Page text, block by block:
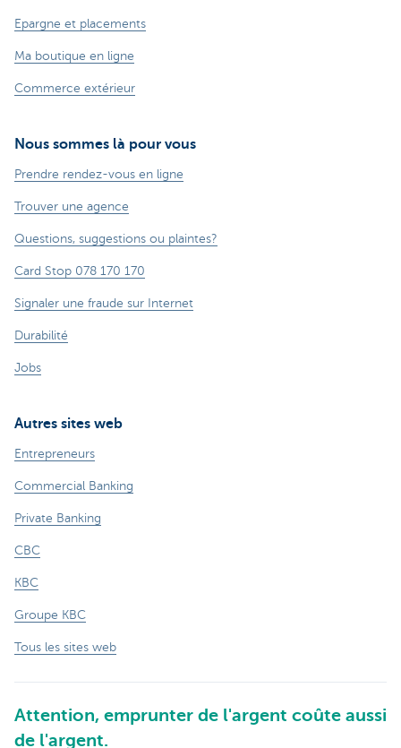
Epargne et placements
Ma boutique en ligne
Commerce extérieur
Nous sommes là pour vous
Prendre rendez-vous en ligne
Trouver une agence
Questions, suggestions ou plaintes?
Card Stop 078 170 170
Signaler une fraude sur Internet
Durabilité
Jobs
Autres sites web
Entrepreneurs
Commercial Banking
Private Banking
CBC
KBC
Groupe KBC
Tous les sites web
Attention, emprunter de l'argent coûte aussi
de l'argent.